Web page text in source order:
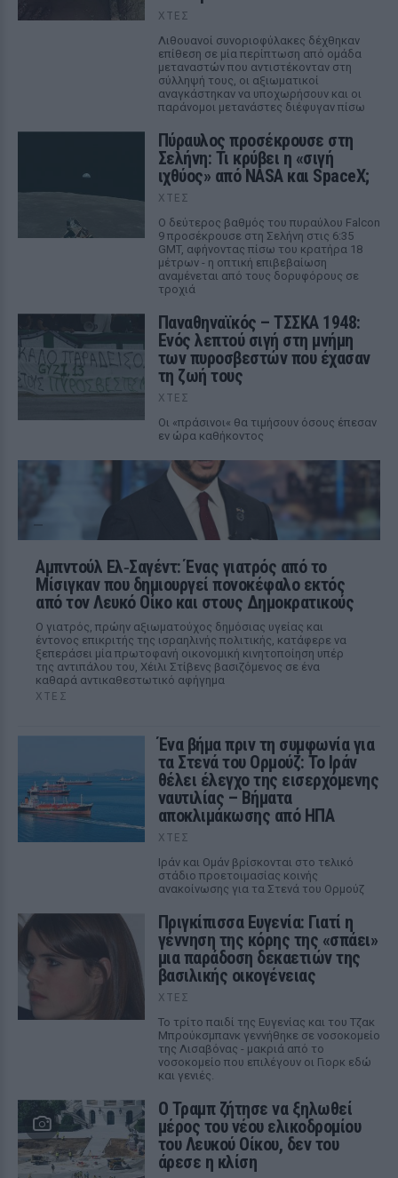
ΧΤΕΣ
Λιθουανοί συνοριοφύλακες δέχθηκαν
επίθεση σε μία περίπτωση από ομάδα
μεταναστών που αντιστέκονταν στη
σύλληψή τους, οι αξιωματικοί
αναγκάστηκαν να υποχωρήσουν και οι
παράνομοι μετανάστες διέφυγαν πίσω
Πύραυλος προσέκρουσε στη
Σελήνη: Τι κρύβει η «σιγή
ιχθύος» από NASA και SpaceX;
ΧΤΕΣ
Ο δεύτερος βαθμός του πυραύλου Falcon
9 προσέκρουσε στη Σελήνη στις 6:35
GMT, αφήνοντας πίσω του κρατήρα 18
μέτρων - η οπτική επιβεβαίωση
αναμένεται από τους δορυφόρους σε
τροχιά
Παναθηναϊκός – ΤΣΣΚΑ 1948:
Ενός λεπτού σιγή στη μνήμη
των πυροσβεστών που έχασαν
τη ζωή τους
ΧΤΕΣ
Οι «πράσινοι« θα τιμήσουν όσους έπεσαν
εν ώρα καθήκοντος
Αμπντούλ Ελ‑Σαγέντ: Ένας γιατρός από το
Μίσιγκαν που δημιουργεί πονοκέφαλο εκτός
από τον Λευκό Οίκο και στους Δημοκρατικούς
Ο γιατρός, πρώην αξιωματούχος δημόσιας υγείας και
έντονος επικριτής της ισραηλινής πολιτικής, κατάφερε να
ξεπεράσει μία πρωτοφανή οικονομική κινητοποίηση υπέρ
της αντιπάλου του, Χέιλι Στίβενς βασιζόμενος σε ένα
καθαρά αντικαθεστωτικό αφήγημα
ΧΤΕΣ
Ένα βήμα πριν τη συμφωνία για
τα Στενά του Ορμούζ: Το Ιράν
θέλει έλεγχο της εισερχόμενης
ναυτιλίας – Βήματα
αποκλιμάκωσης από ΗΠΑ
ΧΤΕΣ
Ιράν και Ομάν βρίσκονται στο τελικό
στάδιο προετοιμασίας κοινής
ανακοίνωσης για τα Στενά του Ορμούζ
Πριγκίπισσα Ευγενία: Γιατί η
γέννηση της κόρης της «σπάει»
μια παράδοση δεκαετιών της
βασιλικής οικογένειας
ΧΤΕΣ
Το τρίτο παιδί της Ευγενίας και του Τζακ
Μπρούκσμπανκ γεννήθηκε σε νοσοκομείο
της Λισαβόνας - μακριά από το
νοσοκομείο που επιλέγουν οι Γιορκ εδώ
και γενιές.
Ο Τραμπ ζήτησε να ξηλωθεί
μέρος του νέου ελικοδρομίου
του Λευκού Οίκου, δεν του
άρεσε η κλίση